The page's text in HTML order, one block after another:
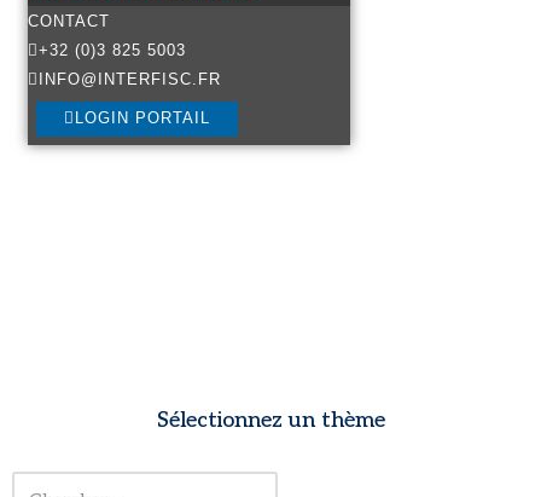
CONTACT
+32 (0)3 825 5003
INFO@INTERFISC.FR
LOGIN PORTAIL
Sélectionnez un thème